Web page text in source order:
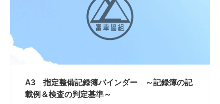
A3 指定整備記録簿バインダー ～記録簿の記
載例＆検査の判定基準～